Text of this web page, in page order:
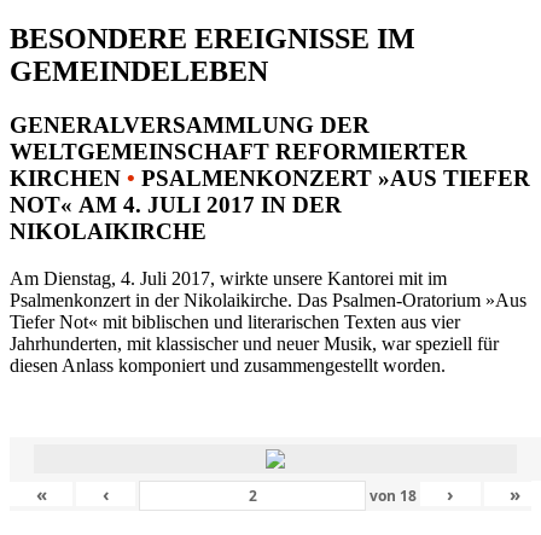
BESONDERE EREIGNISSE IM
GEMEINDELEBEN
GENERALVERSAMMLUNG DER
WELTGEMEINSCHAFT REFORMIERTER
KIRCHEN • PSALMENKONZERT »AUS TIEFER
NOT« AM 4. JULI 2017 IN DER
NIKOLAIKIRCHE
Am Dienstag, 4. Juli 2017, wirkte unsere Kantorei mit im
Psalmenkonzert in der Nikolaikirche. Das Psalmen-Oratorium »Aus
Tiefer Not« mit biblischen und literarischen Texten aus vier
Jahrhunderten, mit klassischer und neuer Musik, war speziell für
diesen Anlass komponiert und zusammengestellt worden.
« ‹ von 18 › »